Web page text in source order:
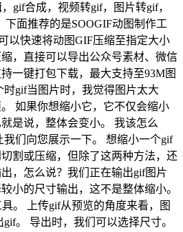
gif合成，视频转gif，图片转gif，
面推荐的是SOOGIF动图制作工
以快速将动图GIF压缩至指定大小
，直接可以导出公众号素材、微信
一键打包下载，最大支持至93M图
时gif当图片时，我觉得图片太大
如果你想缩小它，它不仅会缩小
是说，整体会变小。 我该怎么
们向您展示一下。 想缩小一个gif
割或压缩，但除了这两种方法，还
，怎么说？我们正在输出gif图片
小的尺寸输出，这不是整体缩小。
。 上传gif从预览的角度来看，图
。 导出时，我们可以选择尺寸。